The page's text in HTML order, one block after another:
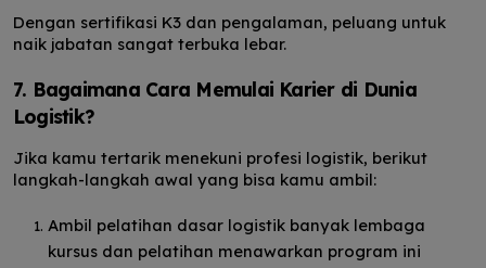
Dengan sertifikasi K3 dan pengalaman, peluang untuk
naik jabatan sangat terbuka lebar.
7. Bagaimana Cara Memulai Karier di Dunia
Logistik?
Jika kamu tertarik menekuni profesi logistik, berikut
langkah-langkah awal yang bisa kamu ambil:
Ambil pelatihan dasar logistik banyak lembaga
kursus dan pelatihan menawarkan program ini